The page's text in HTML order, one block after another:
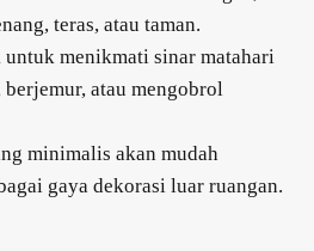
teras, atau taman.
menikmati sinar matahari
atau mengobrol
minimalis akan mudah
gaya dekorasi luar ruangan.